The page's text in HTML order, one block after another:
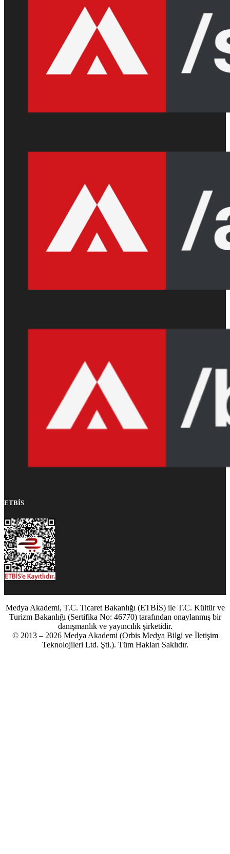
ETBİS
Medya Akademi, T.C. Ticaret Bakanlığı (ETBİS) ile T.C. Kültür ve
Turizm Bakanlığı (Sertifika No: 46770) tarafından onaylanmış bir
danışmanlık ve yayıncılık şirketidir.
© 2013 – 2026 Medya Akademi (Orbis Medya Bilgi ve İletişim
Teknolojileri Ltd. Şti.). Tüm Hakları Saklıdır.